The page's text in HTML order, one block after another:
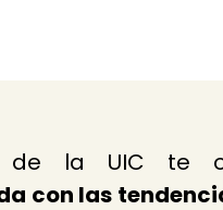
de la UIC te
con las